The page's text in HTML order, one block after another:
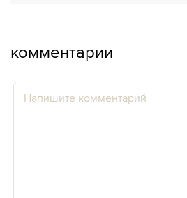
комментарии